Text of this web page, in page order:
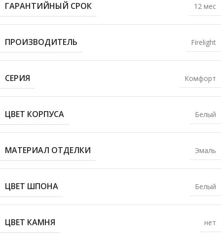
ГАРАНТИЙНЫЙ СРОК 12 мес
ПРОИЗВОДИТЕЛЬ Firelight
СЕРИЯ Комфорт
ЦВЕТ КОРПУСА Белый
МАТЕРИАЛ ОТДЕЛКИ Эмаль
ЦВЕТ ШПОНА Белый
ЦВЕТ КАМНЯ нет